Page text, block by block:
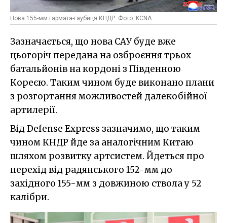
Нова 155-мм гармата-гаубиця КНДР. Фото: KCNA
Зазначається, що нова САУ буде вже
цьогоріч передана на озброєння трьох
батальйонів на кордоні з Південною
Кореєю. Таким чином буде виконано плани
з розгортання можливостей далекобійної
артилерії.
Від Defense Express зазначимо, що таким
чином КНДР йде за аналогічним Китаю
шляхом розвитку артсистем. Йдеться про
перехід від радянського 152-мм до
західного 155-мм з довжиною ствола у 52
калібри.